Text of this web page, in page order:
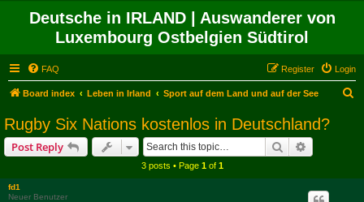
Deutsche in IRLAND | Auswanderer von
Luxembourg Ostbelgien Südtirol
FAQ Login
Register
Board index Leben in Irland Sport auf dem Land und auf der See
Rugby Six Nations kostenlos in Deutschland?
Post Reply Search
3 posts • Page 1of 1
fd1
Neuer Benutzer